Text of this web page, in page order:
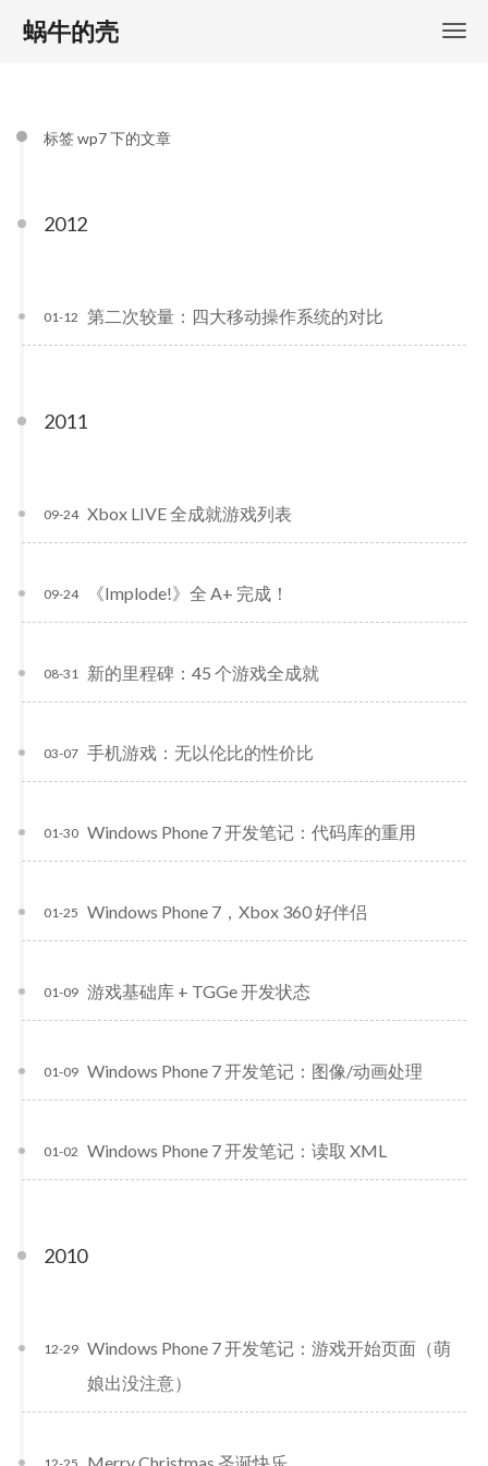
蜗牛的壳
标签 wp7 下的文章
2012
第二次较量：四大移动操作系统的对比
01-12
2011
Xbox LIVE 全成就游戏列表
09-24
《Implode!》全 A+ 完成！
09-24
新的里程碑：45 个游戏全成就
08-31
手机游戏：无以伦比的性价比
03-07
Windows Phone 7 开发笔记：代码库的重用
01-30
Windows Phone 7，Xbox 360 好伴侣
01-25
游戏基础库 + TGGe 开发状态
01-09
Windows Phone 7 开发笔记：图像/动画处理
01-09
Windows Phone 7 开发笔记：读取 XML
01-02
2010
Windows Phone 7 开发笔记：游戏开始页面（萌
娘出没注意）
12-29